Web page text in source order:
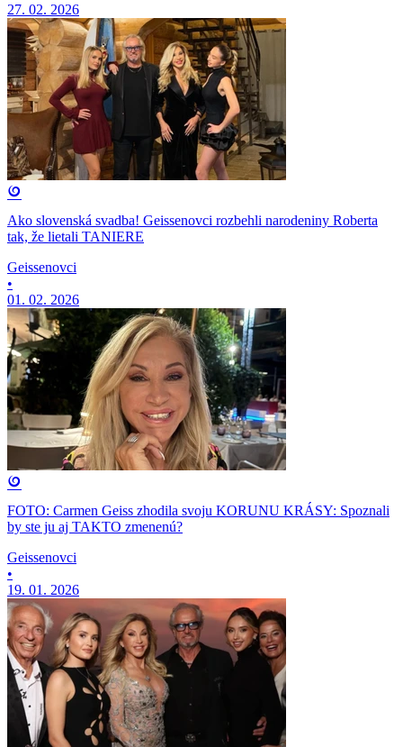
27. 02. 2026
Ako slovenská svadba! Geissenovci rozbehli narodeniny Roberta
tak, že lietali TANIERE
Geissenovci
•
01. 02. 2026
FOTO: Carmen Geiss zhodila svoju KORUNU KRÁSY: Spoznali
by ste ju aj TAKTO zmenenú?
Geissenovci
•
19. 01. 2026